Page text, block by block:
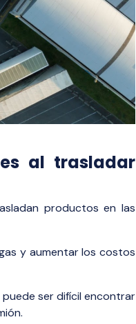
al trasladar
productos en las
y aumentar los costos
ser difícil encontrar